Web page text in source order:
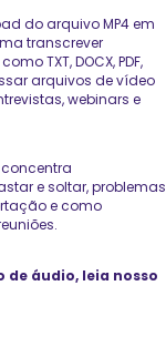
do arquivo MP4 em
transcrever
TXT, DOCX, PDF,
arquivos de vídeo
webinars e
e soltar, problemas
e como
de áudio, leia nosso